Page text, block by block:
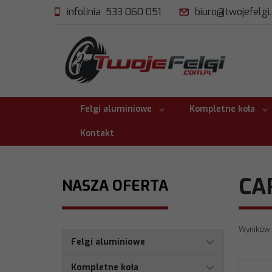
infolinia 533 060 051
Felgi aluminiowe Kompletne koła
Kontakt
Wyników
NASZA OFERTA
Felgi aluminiowe
Kompletne koła